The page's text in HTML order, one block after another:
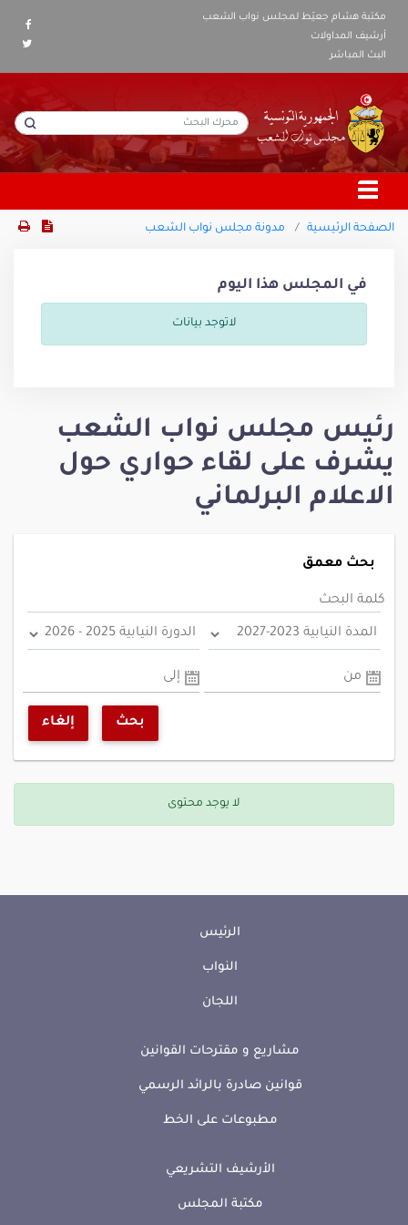
مكتبة هشام جعيّط لمجلس نواب الشعب
أرشيف المداولات
البث المباشر
الصفحة الرئيسية مدونة مجلس نواب الشعب
في المجلس هذا اليوم
لاتوجد بيانات
رئيس مجلس نواب الشعب
يشرف على لقاء حواري حول
الاعلام البرلماني
بحث معمق
كلمة البحث
من إلى
بحث إلغاء
لا يوجد محتوى
الرئيس
النواب
اللجان
مشاريع و مقترحات القوانين
قوانين صادرة بالرائد الرسمي
مطبوعات على الخط
الأرشيف التشريعي
مكتبة المجلس